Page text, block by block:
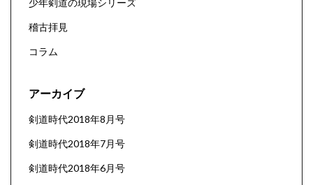
稽古拝見
コラム
アーカイブ
剣道時代2018年8月号
剣道時代2018年7月号
剣道時代2018年6月号